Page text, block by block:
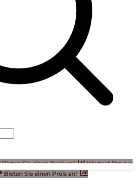
Bieten Sie einen Preis an!
Wertschätzung
Bieten Sie einen Preis an!